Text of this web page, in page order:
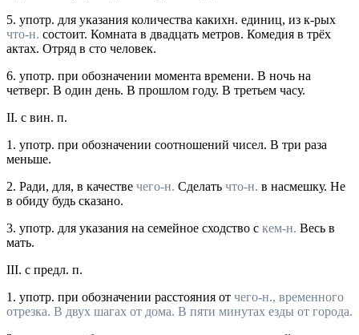
5. употр. для указания количества какихн. единиц, из к-рых
что-н. состоит. Комната в двадцать метров. Комедия в трёх
актах. Отряд в сто человек.
6. употр. при обозначении момента времени. В ночь на
четверг. В один день. В прошлом году. В третьем часу.
II. с вин. п.
1. употр. при обозначении соотношений чисел. В три раза
меньше.
2. Ради, для, в качестве чего-н. Сделать что-н. в насмешку. Не
в обиду будь сказано.
3. употр. для указания на семейное сходство с кем-н. Весь в
мать.
III. с предл. п.
1. употр. при обозначении расстояния от чего-н., временного
отрезка. В двух шагах от дома. В пяти минутах езды от города.